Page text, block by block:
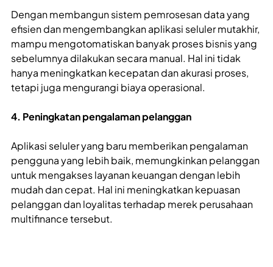
Dengan membangun sistem pemrosesan data yang
efisien dan mengembangkan aplikasi seluler mutakhir,
mampu mengotomatiskan banyak proses bisnis yang
sebelumnya dilakukan secara manual. Hal ini tidak
hanya meningkatkan kecepatan dan akurasi proses,
tetapi juga mengurangi biaya operasional.
4. Peningkatan pengalaman pelanggan
Aplikasi seluler yang baru memberikan pengalaman
pengguna yang lebih baik, memungkinkan pelanggan
untuk mengakses layanan keuangan dengan lebih
mudah dan cepat. Hal ini meningkatkan kepuasan
pelanggan dan loyalitas terhadap merek perusahaan
multifinance tersebut.